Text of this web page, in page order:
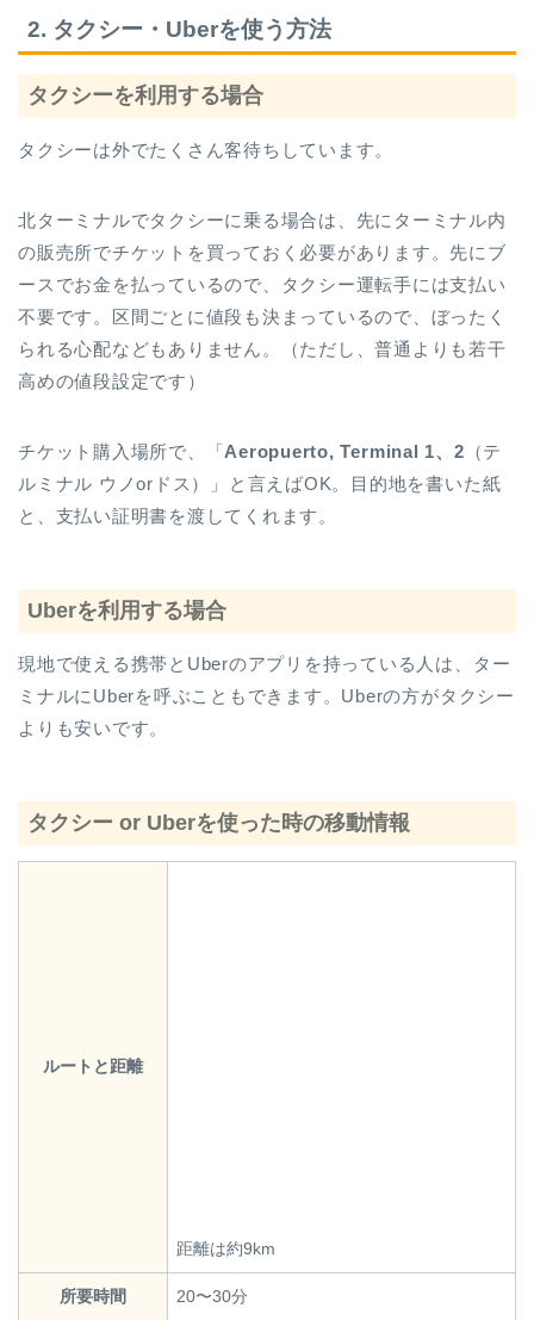
2. タクシー・Uberを使う方法
タクシーを利用する場合
タクシーは外でたくさん客待ちしています。
北ターミナルでタクシーに乗る場合は、先にターミナル内
の販売所でチケットを買っておく必要があります。先にブ
ースでお金を払っているので、タクシー運転手には支払い
不要です。区間ごとに値段も決まっているので、ぼったく
られる心配などもありません。（ただし、普通よりも若干
高めの値段設定です）
チケット購入場所で、「Aeropuerto, Terminal 1、2 （テ
ルミナル ウノorドス）」と言えばOK。目的地を書いた紙
と、支払い証明書を渡してくれます。
Uberを利用する場合
現地で使える携帯とUberのアプリを持っている人は、ター
ミナルにUberを呼ぶこともできます。Uberの方がタクシー
よりも安いです。
タクシー or Uberを使った時の移動情報
ルートと距離
距離は約9km
所要時間 20〜30分